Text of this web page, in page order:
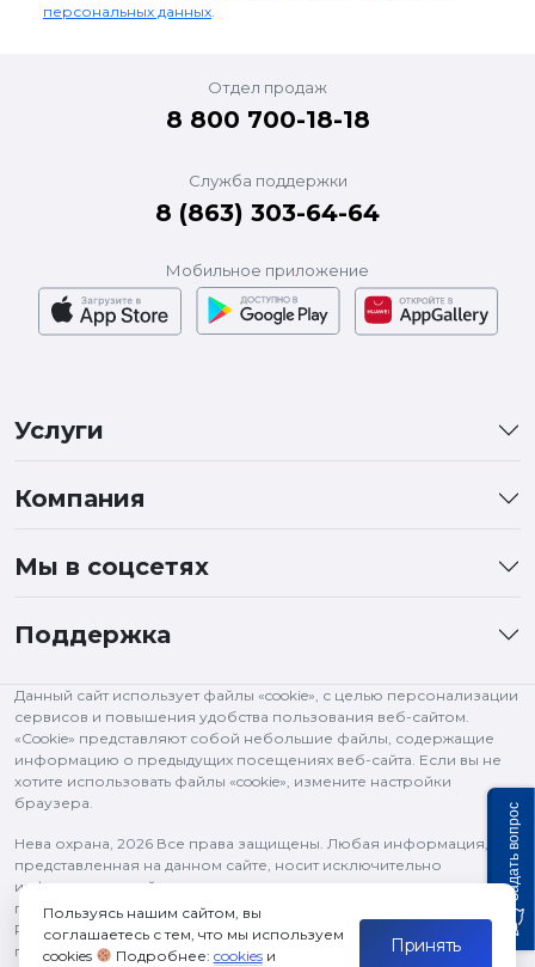
персональных данных
Услуги
Компания
Мы в соцсетях
Поддержка
Мобильное приложение
Отдел продаж
8 800 700-18-18
Служба поддержки
8 (863) 303-64-64
Данный сайт использует файлы «cookie», с целью персонализации
сервисов и повышения удобства пользования веб-сайтом.
«Cookie» представляют собой небольшие файлы, содержащие
информацию о предыдущих посещениях веб-сайта. Если вы не
хотите использовать файлы «cookie», измените настройки
браузера.
Нева охрана, 2026 Все права защищены. Любая информация,
представленная на данном сайте, носит исключительно
информационный характер и ни при каких условиях не является
публичной офертой, определяемой положениями статьи 437 ГК
РФ. Все права на изображения и тексты принадлежат их
правообладателям и используются в рамках цитирования.
Пользуясь нашим сайтом, вы
соглашаетесь с тем, что мы используем
cookies
Подробнее: cookiesи Принять
Задать вопрос